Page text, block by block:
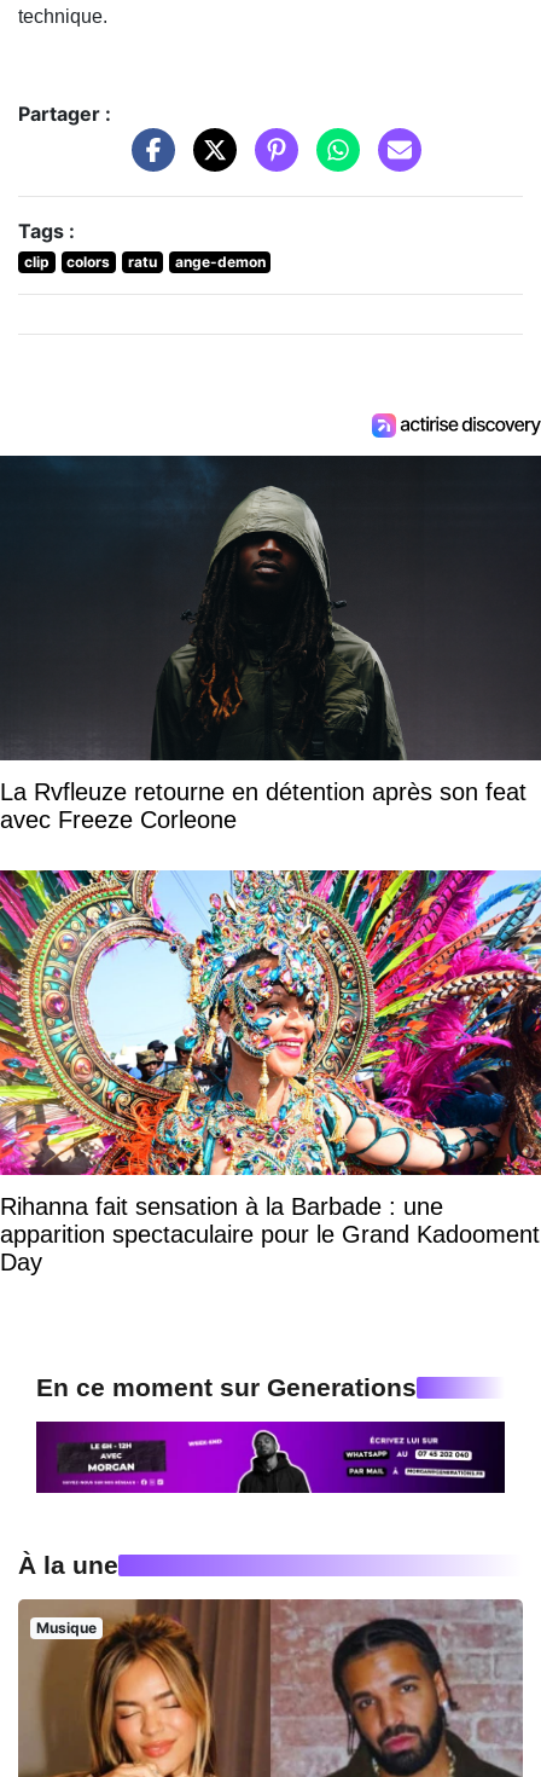
technique.
Partager :
Tags :
clip colors ratu ange-demon
La Rvfleuze retourne en détention après son feat
avec Freeze Corleone
Rihanna fait sensation à la Barbade : une
apparition spectaculaire pour le Grand Kadooment
Day
En ce moment sur Generations
À la une
Musique